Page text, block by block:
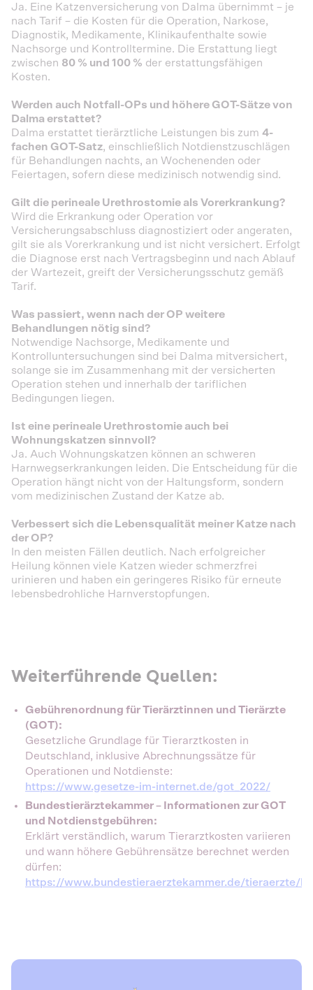
Ja. Eine Katzenversicherung von Dalma übernimmt – je
nach Tarif – die Kosten für die Operation, Narkose,
Diagnostik, Medikamente, Klinikaufenthalte sowie
Nachsorge und Kontrolltermine. Die Erstattung liegt
zwischen 80 % und 100 % der erstattungsfähigen
Kosten.
Werden auch Notfall-OPs und höhere GOT-Sätze von
Dalma erstattet?
Dalma erstattet tierärztliche Leistungen bis zum 4-
fachen GOT-Satz, einschließlich Notdienstzuschlägen
für Behandlungen nachts, an Wochenenden oder
Feiertagen, sofern diese medizinisch notwendig sind.
Gilt die perineale Urethrostomie als Vorerkrankung?
Wird die Erkrankung oder Operation vor
Versicherungsabschluss diagnostiziert oder angeraten,
gilt sie als Vorerkrankung und ist nicht versichert. Erfolgt
die Diagnose erst nach Vertragsbeginn und nach Ablauf
der Wartezeit, greift der Versicherungsschutz gemäß
Tarif.
Was passiert, wenn nach der OP weitere
Behandlungen nötig sind?
Notwendige Nachsorge, Medikamente und
Kontrolluntersuchungen sind bei Dalma mitversichert,
solange sie im Zusammenhang mit der versicherten
Operation stehen und innerhalb der tariflichen
Bedingungen liegen.
Ist eine perineale Urethrostomie auch bei
Wohnungskatzen sinnvoll?
Ja. Auch Wohnungskatzen können an schweren
Harnwegserkrankungen leiden. Die Entscheidung für die
Operation hängt nicht von der Haltungsform, sondern
vom medizinischen Zustand der Katze ab.
Verbessert sich die Lebensqualität meiner Katze nach
der OP?
In den meisten Fällen deutlich. Nach erfolgreicher
Heilung können viele Katzen wieder schmerzfrei
urinieren und haben ein geringeres Risiko für erneute
lebensbedrohliche Harnverstopfungen.
Weiterführende Quellen:
Gebührenordnung für Tierärztinnen und Tierärzte
(GOT):
Gesetzliche Grundlage für Tierarztkosten in
Deutschland, inklusive Abrechnungssätze für
Operationen und Notdienste:
https://www.gesetze-im-internet.de/got_2022/
Bundestierärztekammer – Informationen zur GOT
und Notdienstgebühren:
Erklärt verständlich, warum Tierarztkosten variieren
und wann höhere Gebührensätze berechnet werden
dürfen:
https://www.bundestieraerztekammer.de/tieraerzte/